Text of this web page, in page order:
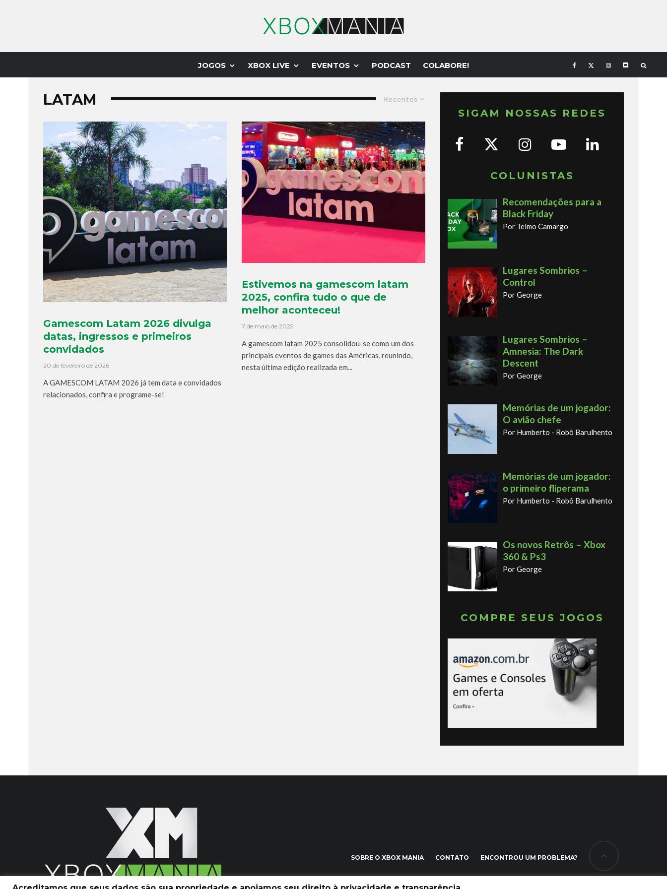
JOGOS XBOX LIVE EVENTOS PODCAST COLABORE!
Recentes
LATAM
Gamescom Latam 2026 divulga
datas, ingressos e primeiros
convidados
20 de fevereiro de 2026
A GAMESCOM LATAM 2026 já tem data e convidados
relacionados, confira e programe-se!
Estivemos na gamescom latam
2025, confira tudo o que de
melhor aconteceu!
7 de maio de 2025
A gamescom latam 2025 consolidou-se como um dos
principais eventos de games das Américas, reunindo,
nesta última edição realizada em...
SIGAM NOSSAS REDES
COLUNISTAS
Recomendações para a
Black Friday
Por Telmo Camargo
Lugares Sombrios –
Control
Por George
Lugares Sombrios –
Amnesia: The Dark
Descent
Por George
Memórias de um jogador:
O avião chefe
Por Humberto - Robô Barulhento
Memórias de um jogador:
o primeiro fliperama
Por Humberto - Robô Barulhento
Os novos Retrôs – Xbox
360 & Ps3
Por George
COMPRE SEUS JOGOS
SOBRE O XBOX MANIA CONTATO ENCONTROU UM PROBLEMA?